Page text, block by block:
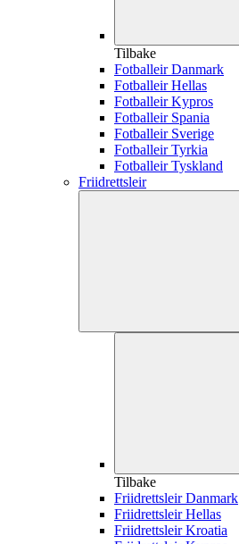
Tilbake
Fotballeir Danmark
Fotballeir Hellas
Fotballeir Kypros
Fotballeir Spania
Fotballeir Sverige
Fotballeir Tyrkia
Fotballeir Tyskland
Friidrettsleir
Tilbake
Friidrettsleir Danmark
Friidrettsleir Hellas
Friidrettsleir Kroatia